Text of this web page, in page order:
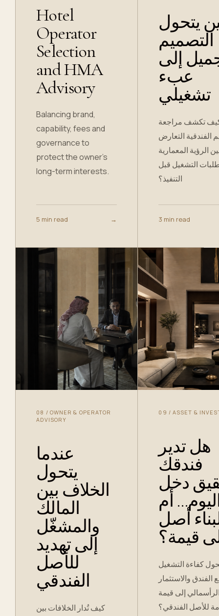
Hotel
Operator
Selection
and HMA
Advisory
Balancing brand,
capability, fees and
governance to
protect the owner’s
long-term interests.
5 min read →
يتحول
التصميم
إلى
عبء
تشغيلي
تكشف مراجعة
الفندقية التعارض
الرؤية المعمارية
التشغيل قبل
التنفيذ؟
3 min read
08 / OWNER & OPERATOR
ADVISORY
عندما
يتحول
الخلاف بين
المالك
والمشغّل
إلى تهديد
للأصل
الفندقي
كيف تُدار الخلافات بين
09 / ASSET &
هل تدير
فندقك
دخل
أم
أصل
قيمة؟
كفاءة التشغيل
والاستثمار
إلى قيمة
للأصل الفندقي؟